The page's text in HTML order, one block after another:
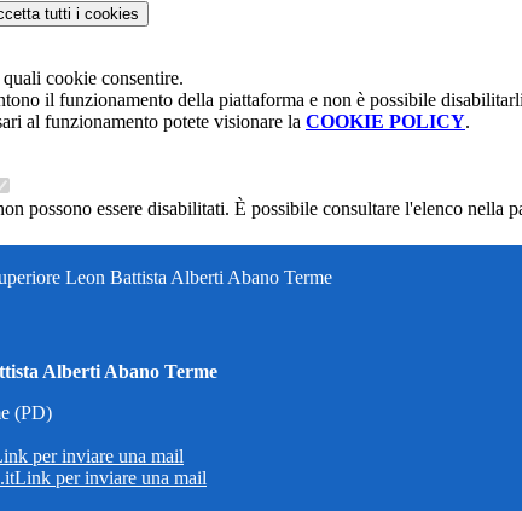
tutti i cookies
cookie consentire.
il funzionamento della piattaforma e non è possibile
al funzionamento potete visionare la COOKIE POLICY.
possono essere disabilitati. È possibile consultare l'elenco nella
Leon Battista Alberti Abano Terme
Alberti Abano Terme
(PD)
per inviare una mail
Link per inviare una mail